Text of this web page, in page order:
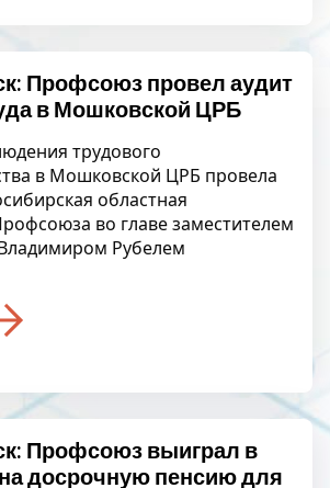
Профсоюз провел аудит
в Мошковской ЦРБ
трудового
в Мошковской ЦРБ провела
областная
во главе заместителем
Рубелем
Профсоюз выиграл в
досрочную пенсию для